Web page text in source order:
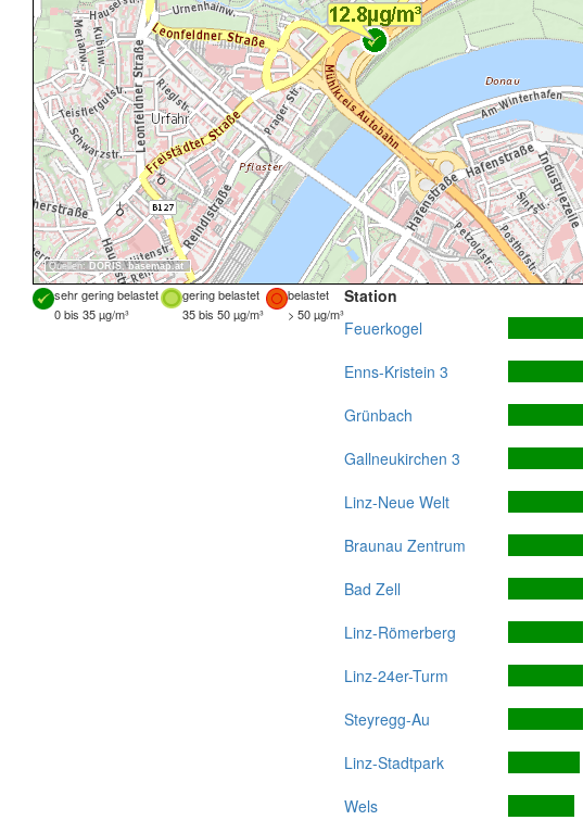
Quellen: DORIS,basemap.at
sehr gering belastet gering belastet
belastet
0 bis 35 µg/m³
35 bis 50 µg/m³ > 50 µg/m³
Station
Feuerkogel
Enns-Kristein 3
Grünbach
Gallneukirchen 3
Linz-Neue Welt
Braunau Zentrum
Bad Zell
Linz-Römerberg
Linz-24er-Turm
Steyregg-Au
Linz-Stadtpark
Wels